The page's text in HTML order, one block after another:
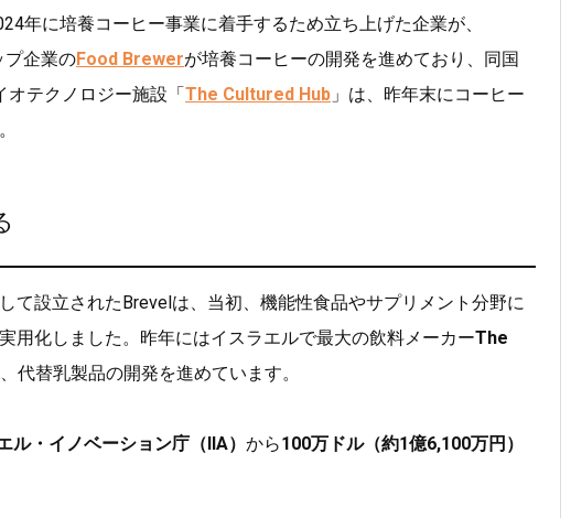
年に培養コーヒー事業に着手するため立ち上げた企業が、
プ企業のFood Brewerが培養コーヒーの開発を進めており、同国
テクノロジー施設「 The Cultured Hub 」は、昨年末にコーヒー
て設立されたBrevelは、当初、機能性食品やサプリメント分野に
用化しました。昨年にはイスラエルで最大の飲料メーカーThe
代替乳製品の開発を進めています。
ル・イノベーション庁（IIA） から100万ドル（約1億6,100万円）